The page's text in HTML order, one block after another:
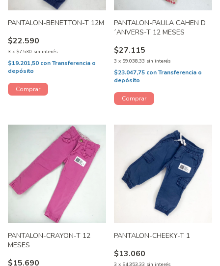
PANTALON-BENETTON-T 12M
$22.590
3 x $7.530 sin interés
$19.201,50 conTransferencia o
depósito
PANTALON-PAULA CAHEN D
´ANVERS-T 12 MESES
$27.115
3 x $9.038,33 sin interés
$23.047,75 conTransferencia o
depósito
PANTALON-CRAYON-T 12
MESES
$15.690
PANTALON-CHEEKY-T 1
$13.060